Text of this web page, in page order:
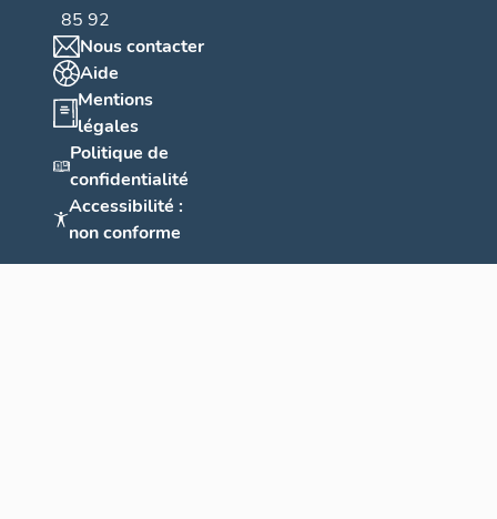
85 92
Nous contacter
Aide
Mentions
légales
Politique de
confidentialité
Accessibilité :
non conforme